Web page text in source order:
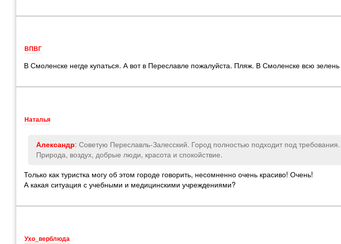
ВПВГ
В Смоленске негде купаться. А вот в Переславле пожалуйста. Пляж. В Смоленске всю
Наталья
Александр: Советую Переславль-Залесский. Город полностью подходит под
Природа, воздух, добрые люди, красота и спокойствие.
Только как туристка могу об этом городе говорить, несомненно очень красиво! Очень!
А какая ситуация с учебными и медицинскими учреждениями?
Ухо_верблюда